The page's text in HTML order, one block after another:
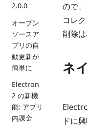
2.0.0
オープン
ソースア
プリの自
動更新が
簡単に
Electron
2 の新機
能: アプリ
内課金
ので
コレ
削除は
ネ
ドに